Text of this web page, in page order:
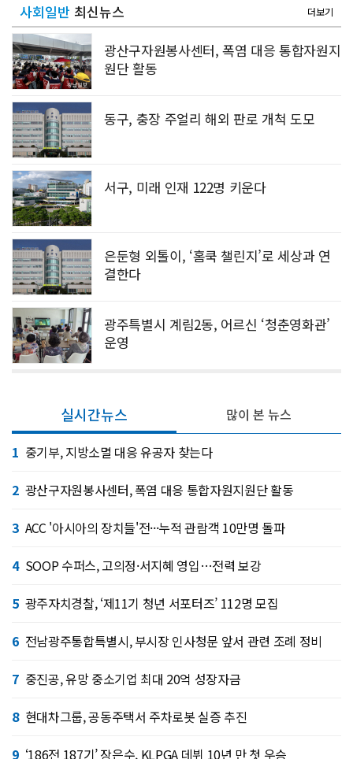
사회일반 최신뉴스 더보기
광산구자원봉사센터, 폭염 대응 통합자원지
원단 활동
동구, 충장 주얼리 해외 판로 개척 도모
서구, 미래 인재 122명 키운다
은둔형 외톨이, ‘홈쿡 챌린지’로 세상과 연
결한다
광주특별시 계림2동, 어르신 ‘청춘영화관’
운영
실시간뉴스
1 중기부, 지방소멸 대응 유공자 찾는다
2 광산구자원봉사센터, 폭염 대응 통합자원지원단 활동
3 ACC '아시아의 장치들'전···누적 관람객 10만명 돌파
4 SOOP 수퍼스, 고의정·서지혜 영입…전력 보강
5 광주자치경찰, ‘제11기 청년 서포터즈’ 112명 모집
6 전남광주통합특별시, 부시장 인사청문 앞서 관련 조례 정비
7 중진공, 유망 중소기업 최대 20억 성장자금
8 현대차그룹, 공동주택서 주차로봇 실증 추진
9 ‘186전 187기’ 장은수, KLPGA 데뷔 10년 만 첫 우승
많이 본 뉴스